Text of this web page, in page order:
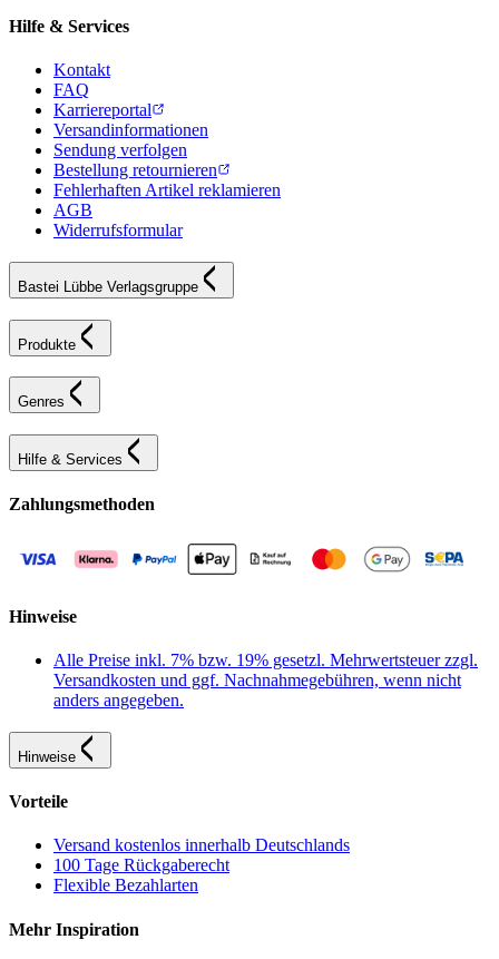
Hilfe & Services
Kontakt
FAQ
Karriereportal
Versandinformationen
Sendung verfolgen
Bestellung retournieren
Fehlerhaften Artikel reklamieren
AGB
Widerrufsformular
Bastei Lübbe Verlagsgruppe
Produkte
Genres
Hilfe & Services
Zahlungsmethoden
Hinweise
Alle Preise inkl. 7% bzw. 19% gesetzl. Mehrwertsteuer zzgl.
Versandkosten und ggf. Nachnahmegebühren, wenn nicht
anders angegeben.
Hinweise
Vorteile
Versand kostenlos innerhalb Deutschlands
100 Tage Rückgaberecht
Flexible Bezahlarten
Mehr Inspiration